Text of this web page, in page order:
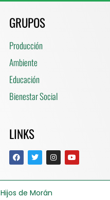
GRUPOS
Producción
Ambiente
Educación
Bienestar Social
LINKS
Hijos de Morán